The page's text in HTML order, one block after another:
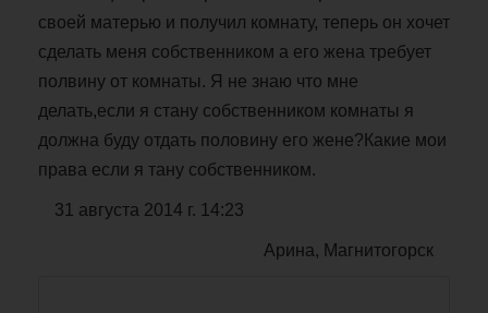
своей матерью и получил комнату, теперь он хочет
сделать меня собственником а его жена требует
полвину от комнаты. Я не знаю что мне
делать,если я стану собственником комнаты я
должна буду отдать половину его жене?Какие мои
права если я тану собственником.
31 августа 2014 г. 14:23
Арина, Магнитогорск